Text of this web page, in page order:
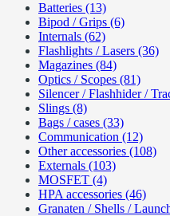
Batteries (13)
Bipod / Grips (6)
Internals (62)
Flashlights / Lasers (36)
Magazines (84)
Optics / Scopes (81)
Silencer / Flashhider /
Slings (8)
Bags / cases (33)
Communication (12)
Other accessories (108)
Externals (103)
MOSFET (4)
HPA accessories (46)
Granaten / Shells /